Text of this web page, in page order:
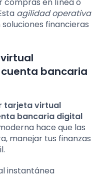
compras en línea o
agilidad operativa
financieras
bancaria
tarjeta virtual
bancaria digital
hace que las
manejar tus finanzas